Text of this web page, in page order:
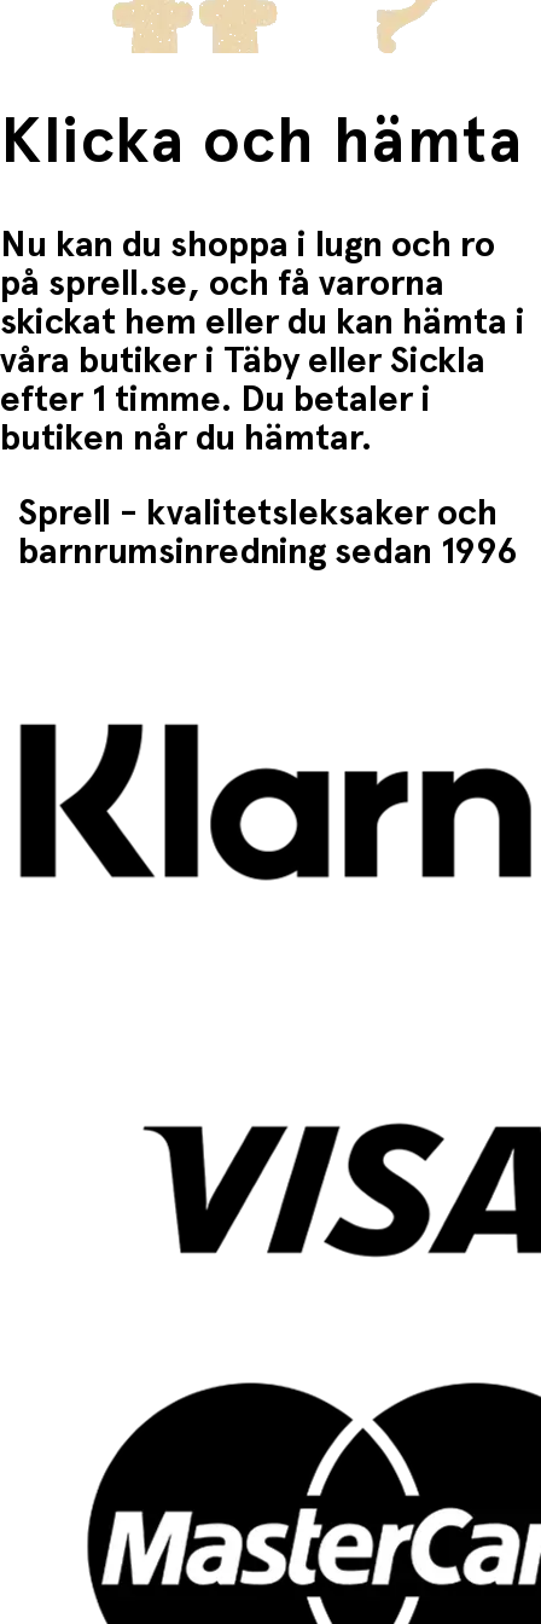
Klicka och hämta
Nu kan du shoppa i lugn och ro
på sprell.se, och få varorna
skickat hem eller du kan hämta i
våra butiker i Täby eller Sickla
efter 1 timme. Du betaler i
butiken når du hämtar.
Sprell - kvalitetsleksaker och
barnrumsinredning sedan 1996